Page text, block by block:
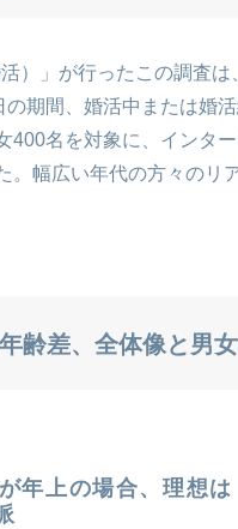
活）」が行ったこの調査は
の期間、婚活中または婚
400名を対象に、インタ
。幅広い年代の方々のリ
齢差、全体像と男
年上の場合、理想は